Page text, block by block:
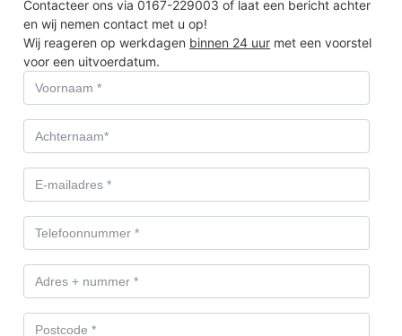
Contacteer ons via 0167-229003 of laat een bericht achter
en wij nemen contact met u op!
Wij reageren op werkdagen binnen 24 uur met een voorstel
voor een uitvoerdatum.